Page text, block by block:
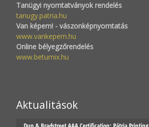
Tanügyi nyomtatványok rendelés
tanugy.patria.hu
Van képem! - vászonképnyomtatás
www.vankepem.hu
Online bélyegzőrendelés
www.betumix.hu
Aktualitások